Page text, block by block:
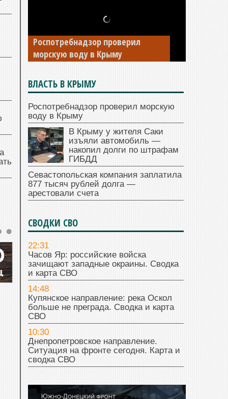
Роспотребнадзор проверил
морскую воду в Крыму
ВЛАСТЬ В КРЫМУ
Роспотребнадзор проверил морскую
воду в Крыму
В Крыму у жителя Саки
изъяли автомобиль —
накопил долги по штрафам
ГИБДД
Севастопольская компания заплатила
877 тысяч рублей долга —
арестовали счета
СВОДКИ СВО
22:31
Часов Яр: российские войска
зачищают западные окраины. Сводка
и карта СВО
14:48
Купянское направление: река Оскол
больше не преграда. Сводка и карта
СВО
10:30
Днепропетровское направление.
Ситуация на фронте сегодня. Карта и
сводка СВО